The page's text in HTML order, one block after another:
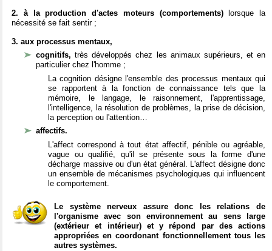
2. à la production d'actes moteurs (comportements)lorsque la
nécessité se fait sentir ;
3. aux processus mentaux,
cognitifs,très développés chez les animaux supérieurs, et en
particulier chez l'homme ;
La cognition désigne l'ensemble des processus mentaux qui
se rapportent à la fonction de connaissance tels que la
mémoire, le langage, le raisonnement, l'apprentissage,
l'intelligence, la résolution de problèmes, la prise de décision,
la perception ou l'attention…
affectifs.
L'affect correspond à tout état affectif, pénible ou agréable,
vague ou qualifié, qu'il se présente sous la forme d'une
décharge massive ou d'un état général. L'affect désigne donc
un ensemble de mécanismes psychologiques qui influencent
le comportement.
Le système nerveux assure donc les relations de
l'organisme avec son environnement au sens large
(extérieur et intérieur) et y répond par des actions
appropriées en coordonant fonctionnellement tous les
autres systèmes.